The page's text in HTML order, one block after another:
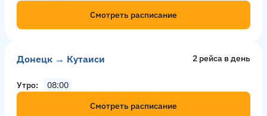
Смотреть расписание
Донецк → Кутаиси 2 рейсa в день
Утро
08:00
Смотреть расписание